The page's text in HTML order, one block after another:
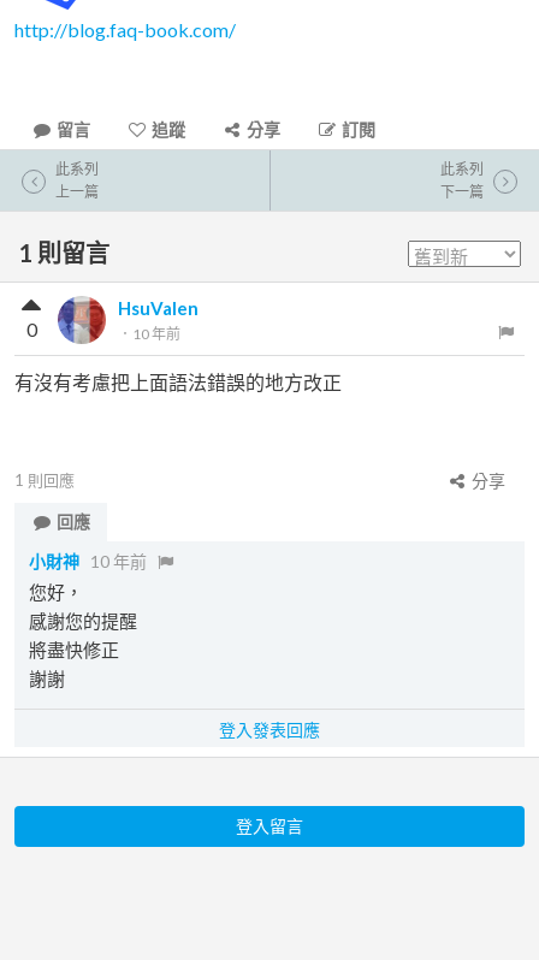
http://blog.faq-book.com/
留言 追蹤 分享 訂閱
此系列
上一篇
此系列
下一篇
1 則留言
HsuValen
． 10 年前
0
有沒有考慮把上面語法錯誤的地方改正
1 則回應
分享
回應
小財神 10 年前
您好，
感謝您的提醒
將盡快修正
謝謝
登入發表回應
登入留言